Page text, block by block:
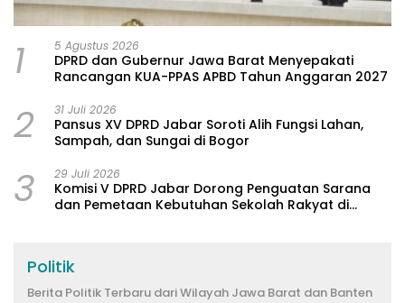
1 5 Agustus 2026
DPRD dan Gubernur Jawa Barat Menyepakati
Rancangan KUA-PPAS APBD Tahun Anggaran 2027
2 31 Juli 2026
Pansus XV DPRD Jabar Soroti Alih Fungsi Lahan,
Sampah, dan Sungai di Bogor
3 29 Juli 2026
Komisi V DPRD Jabar Dorong Penguatan Sarana
dan Pemetaan Kebutuhan Sekolah Rakyat di
Politik
Berita Politik Terbaru dari Wilayah Jawa Barat dan Banten